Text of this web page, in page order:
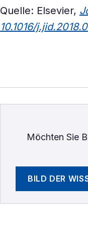
Quelle: Elsevier,
10.1016/
Möchten Sie
BILD DER